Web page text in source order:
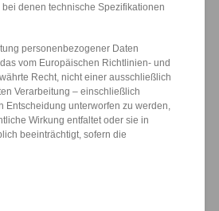
denen technische Spezifikationen
personenbezogener Daten
vom Europäischen Richtlinien- und
Recht, nicht einer ausschließlich
Verarbeitung – einschließlich
Entscheidung unterworfen zu werden,
Wirkung entfaltet oder sie in
beeinträchtigt, sofern die